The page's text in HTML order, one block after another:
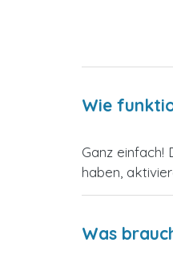
Wie
Ganz einfach!
haben,
Was